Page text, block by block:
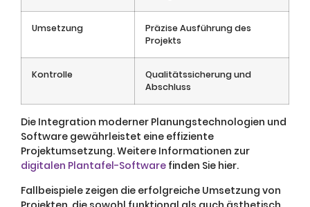
Umsetzung
Präzise Ausführung des
Projekts
Kontrolle
Qualitätssicherung und
Abschluss
Die Integration moderner Planungstechnologien und
Software gewährleistet eine effiziente
Projektumsetzung. Weitere Informationen zur
digitalen Plantafel-Software finden Sie hier.
Fallbeispiele zeigen die erfolgreiche Umsetzung von